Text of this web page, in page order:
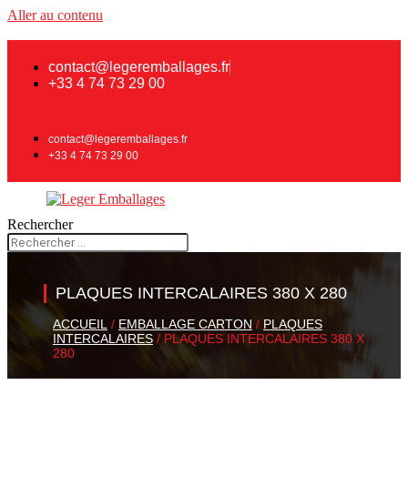
Aller au contenu
contact@legeremballages.fr
+33 4 74 73 29 00
contact@legeremballages.fr
+33 4 74 73 29 00
Rechercher
PLAQUES INTERCALAIRES 380 X 280
ACCUEIL / EMBALLAGE CARTON / PLAQUES
INTERCALAIRES / PLAQUES INTERCALAIRES 380 X
280